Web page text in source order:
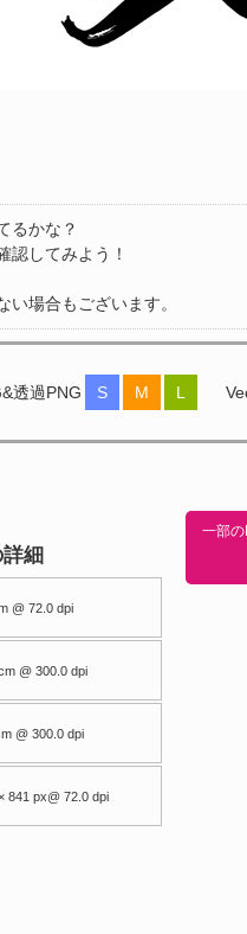
るかな？
認してみよう！
場合もございます。
透過PNG S M L
細
@ 72.0 dpi
@ 300.0 dpi
@ 300.0 dpi
841 px@ 72.0 dpi
一部の